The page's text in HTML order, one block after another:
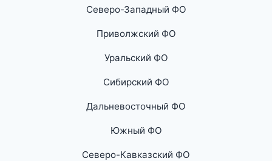
Северо-Западный ФО
Приволжский ФО
Уральский ФО
Сибирский ФО
Дальневосточный ФО
Южный ФО
Северо-Кавказский ФО